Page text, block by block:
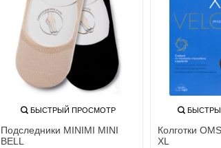
БЫСТРЫЙ ПРОСМОТР
Подследники MINIMI MINI
BELL
Колготки
XL